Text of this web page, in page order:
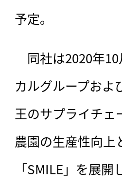
予定。
同社は2020年10
カルグループおよ
王のサプライチェ
農園の生産性向上
「SMILE」を展